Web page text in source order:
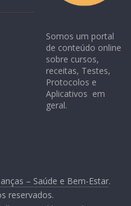
Somos um portal
de conteúdo online
sobre cursos,
receitas, Testes,
Protocolos e
Aplicativos em
geral.
– Saúde e Bem-Estar.
reservados.